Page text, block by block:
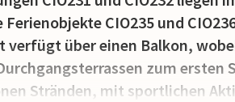
Ferienobjekte CIO235 und
verfügt über einen Balkon,
zum
Stränden, mit sportlichen